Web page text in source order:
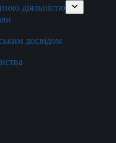
діяльністю
досвідом